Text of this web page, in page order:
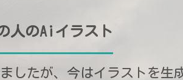
人のAiイラスト
したが、今はイラストを生